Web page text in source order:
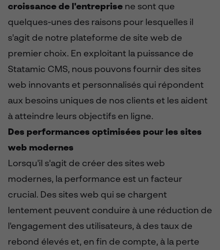
croissance de l'entreprise ne sont que
quelques-unes des raisons pour lesquelles il
s'agit de notre plateforme de site web de
premier choix. En exploitant la puissance de
Statamic CMS, nous pouvons fournir des sites
web innovants et personnalisés qui répondent
aux besoins uniques de nos clients et les aident
à atteindre leurs objectifs en ligne.
Des performances optimisées pour les sites
web modernes
Lorsqu'il s'agit de créer des sites web
modernes, la performance est un facteur
crucial. Des sites web qui se chargent
lentement peuvent conduire à une réduction de
l'engagement des utilisateurs, à des taux de
rebond élevés et, en fin de compte, à la perte